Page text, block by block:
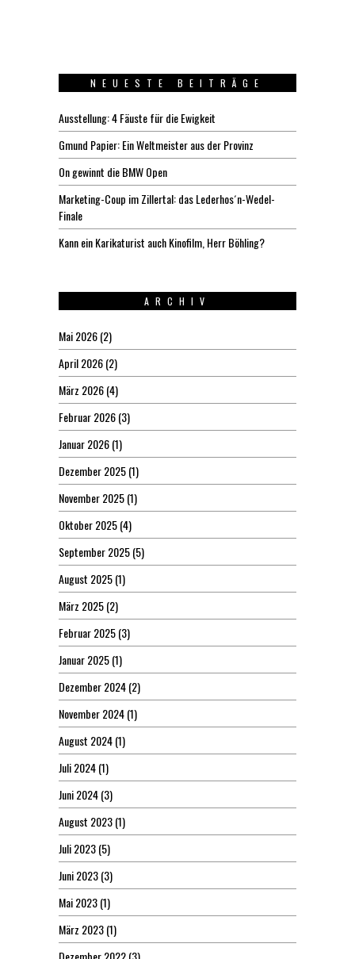
NEUESTE BEITRÄGE
Ausstellung: 4 Fäuste für die Ewigkeit
Gmund Papier: Ein Weltmeister aus der Provinz
On gewinnt die BMW Open
Marketing-Coup im Zillertal: das Lederhos´n-Wedel-
Finale
Kann ein Karikaturist auch Kinofilm, Herr Böhling?
ARCHIV
Mai 2026(2)
April 2026(2)
März 2026(4)
Februar 2026(3)
Januar 2026(1)
Dezember 2025(1)
November 2025(1)
Oktober 2025(4)
September 2025(5)
August 2025(1)
März 2025(2)
Februar 2025(3)
Januar 2025(1)
Dezember 2024(2)
November 2024(1)
August 2024(1)
Juli 2024(1)
Juni 2024(3)
August 2023(1)
Juli 2023(5)
Juni 2023(3)
Mai 2023(1)
März 2023(1)